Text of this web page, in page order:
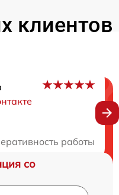
клиентов
работы.
со